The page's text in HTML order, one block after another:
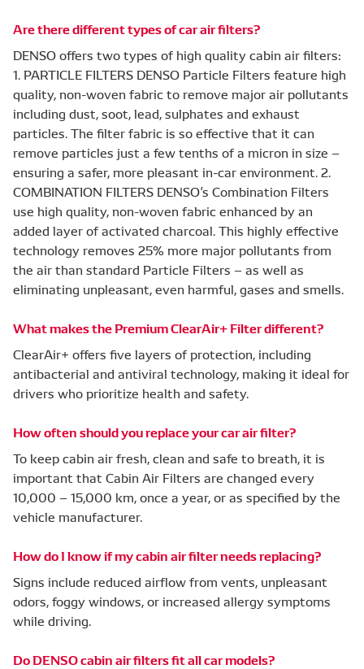
and protects from condensation.
As the world’s number one OE developer of
systems, you can be sure that DENSO’s air cabin
products are manufactured to the highest
standard.
A/C system compatible
Our cabin air filters are designed to work without
causing a drop in air pressure. This protects the
vehicle’s HVAC system, ensures superior efficiency
and protects from condensation.
Are there different types of car air filters?
DENSO offers two types of high quality cabin air filters:
1. PARTICLE FILTERS DENSO Particle Filters feature high
quality, non-woven fabric to remove major air pollutants
including dust, soot, lead, sulphates and exhaust
particles. The filter fabric is so effective that it can
remove particles just a few tenths of a micron in size –
ensuring a safer, more pleasant in-car environment. 2.
COMBINATION FILTERS DENSO’s Combination Filters
use high quality, non-woven fabric enhanced by an
added layer of activated charcoal. This highly effective
technology removes 25% more major pollutants from
the air than standard Particle Filters – as well as
eliminating unpleasant, even harmful, gases and smells.
What makes the Premium ClearAir+ Filter different?
ClearAir+ offers five layers of protection, including
antibacterial and antiviral technology, making it ideal for
drivers who prioritize health and safety.
How often should you replace your car air filter?
To keep cabin air fresh, clean and safe to breath, it is
important that Cabin Air Filters are changed every
10,000 – 15,000 km, once a year, or as specified by the
vehicle manufacturer.
How do I know if my cabin air filter needs replacing?
Signs include reduced airflow from vents, unpleasant
odors, foggy windows, or increased allergy symptoms
while driving.
Do DENSO cabin air filters fit all car models?